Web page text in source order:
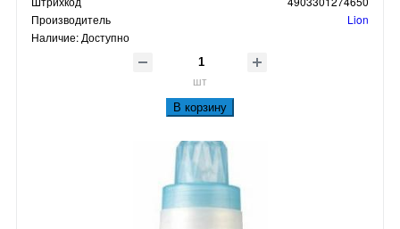
Производитель
Lion
Наличие: Доступно
шт
В корзину